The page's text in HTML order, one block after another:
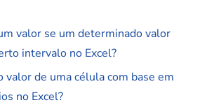
valor se um determinado valor
intervalo no Excel?
valor de uma célula com base em
no Excel?